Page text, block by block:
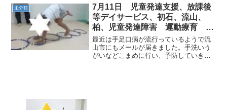
感覚・バランス感覚・空間認知力 な
ど ≪ PM ≫...
未分類
7月11日 児童発達支援、放課後
等デイサービス、初石、流山、
柏、児童発達障害 運動療育 柳
沢運動プログラム こども発達気
になる 発達障害 放デ
最近は手足口病が流行っているようで流
山市にもメールが届きました。手洗いう
がいなどこまめに行い、予防していきま